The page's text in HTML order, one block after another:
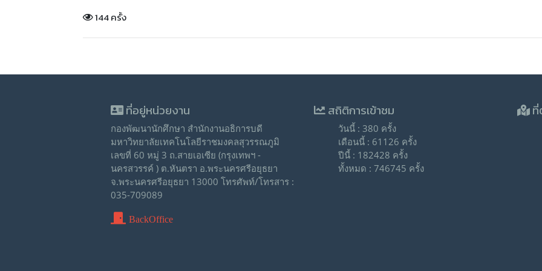
144 ครั้ง
ที่อยู่หน่วยงาน
กองพัฒนานักศึกษา สำนักงานอธิการบดี
มหาวิทยาลัยเทคโนโลยีราชมงคลสุวรรณภูมิ
เลขที่ 60 หมู่ 3 ถ.สายเอเซีย (กรุงเทพฯ -
นครสวรรค์ ) ต.หันตรา อ.พระนครศรีอยุธยา
จ.พระนครศรีอยุธยา 13000 โทรศัพท์/โทรสาร :
035-709089
BackOffice
สถิติการเข้าชม
วันนี้ : 380 ครั้ง
เดือนนี้ : 61126 ครั้ง
ปีนี้ : 182428 ครั้ง
ทั้งหมด : 746745 ครั้ง